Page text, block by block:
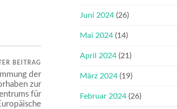
BEITRAG
der
zur
für
Juni 2024 (26)
Mai 2024 (14)
April 2024 (21)
März 2024 (19)
Februar 2024 (26)